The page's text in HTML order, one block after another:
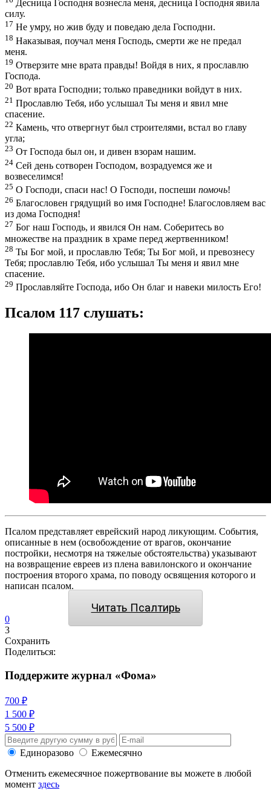
Десница Господня вознесла меня, десница Господня явила
силу.
17 Не умру, но жив буду и поведаю дела Господни.
18 Наказывая, поучал меня Господь, смерти же не предал
меня.
19 Отверзите мне врата правды! Войдя в них, я прославлю
Господа.
20 Вот врата Господни; только праведники войдут в них.
21 Прославлю Тебя, ибо услышал Ты меня и явил мне
спасение.
22 Камень, что отвергнут был строителями, встал во главу
угла;
23 От Господа был он, и дивен взорам нашим.
24 Сей день сотворен Господом, возрадуемся же и
возвеселимся!
25 О Господи, спаси нас! О Господи, поспеши помочь!
26 Благословен грядущий во имя Господне! Благословляем вас
из дома Господня!
27 Бог наш Господь, и явился Он нам. Соберитесь во
множестве на праздник в храме перед жертвенником!
28 Ты Бог мой, и прославлю Тебя; Ты Бог мой, и превознесу
Тебя; прославлю Тебя, ибо услышал Ты меня и явил мне
спасение.
29 Прославляйте Господа, ибо Он благ и навеки милость Его!
Псалом 117 слушать:
Псалом представляет еврейский народ ликующим. События,
описанные в нем (освобождение от врагов, окончание
постройки, несмотря на тяжелые обстоятельства) указывают
на возвращение евреев из плена вавилонского и окончание
построения второго храма, по поводу освящения которого и
написан псалом.
Читать Псалтирь
0
3
Сохранить
Поделиться:
Поддержите журнал «Фома»
700 ₽
1 500 ₽
5 500 ₽
Единоразово
Ежемесячно
Отменить ежемесячное пожертвование вы можете в любой
момент здесь